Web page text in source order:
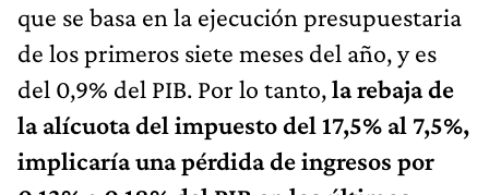
que se basa en la ejecución presupuestaria
de los primeros siete meses del año, y es
del 0,9% del PIB. Por lo tanto,la rebaja de
la alícuota del impuesto del 17,5% al 7,5%,
implicaría una pérdida de ingresos por